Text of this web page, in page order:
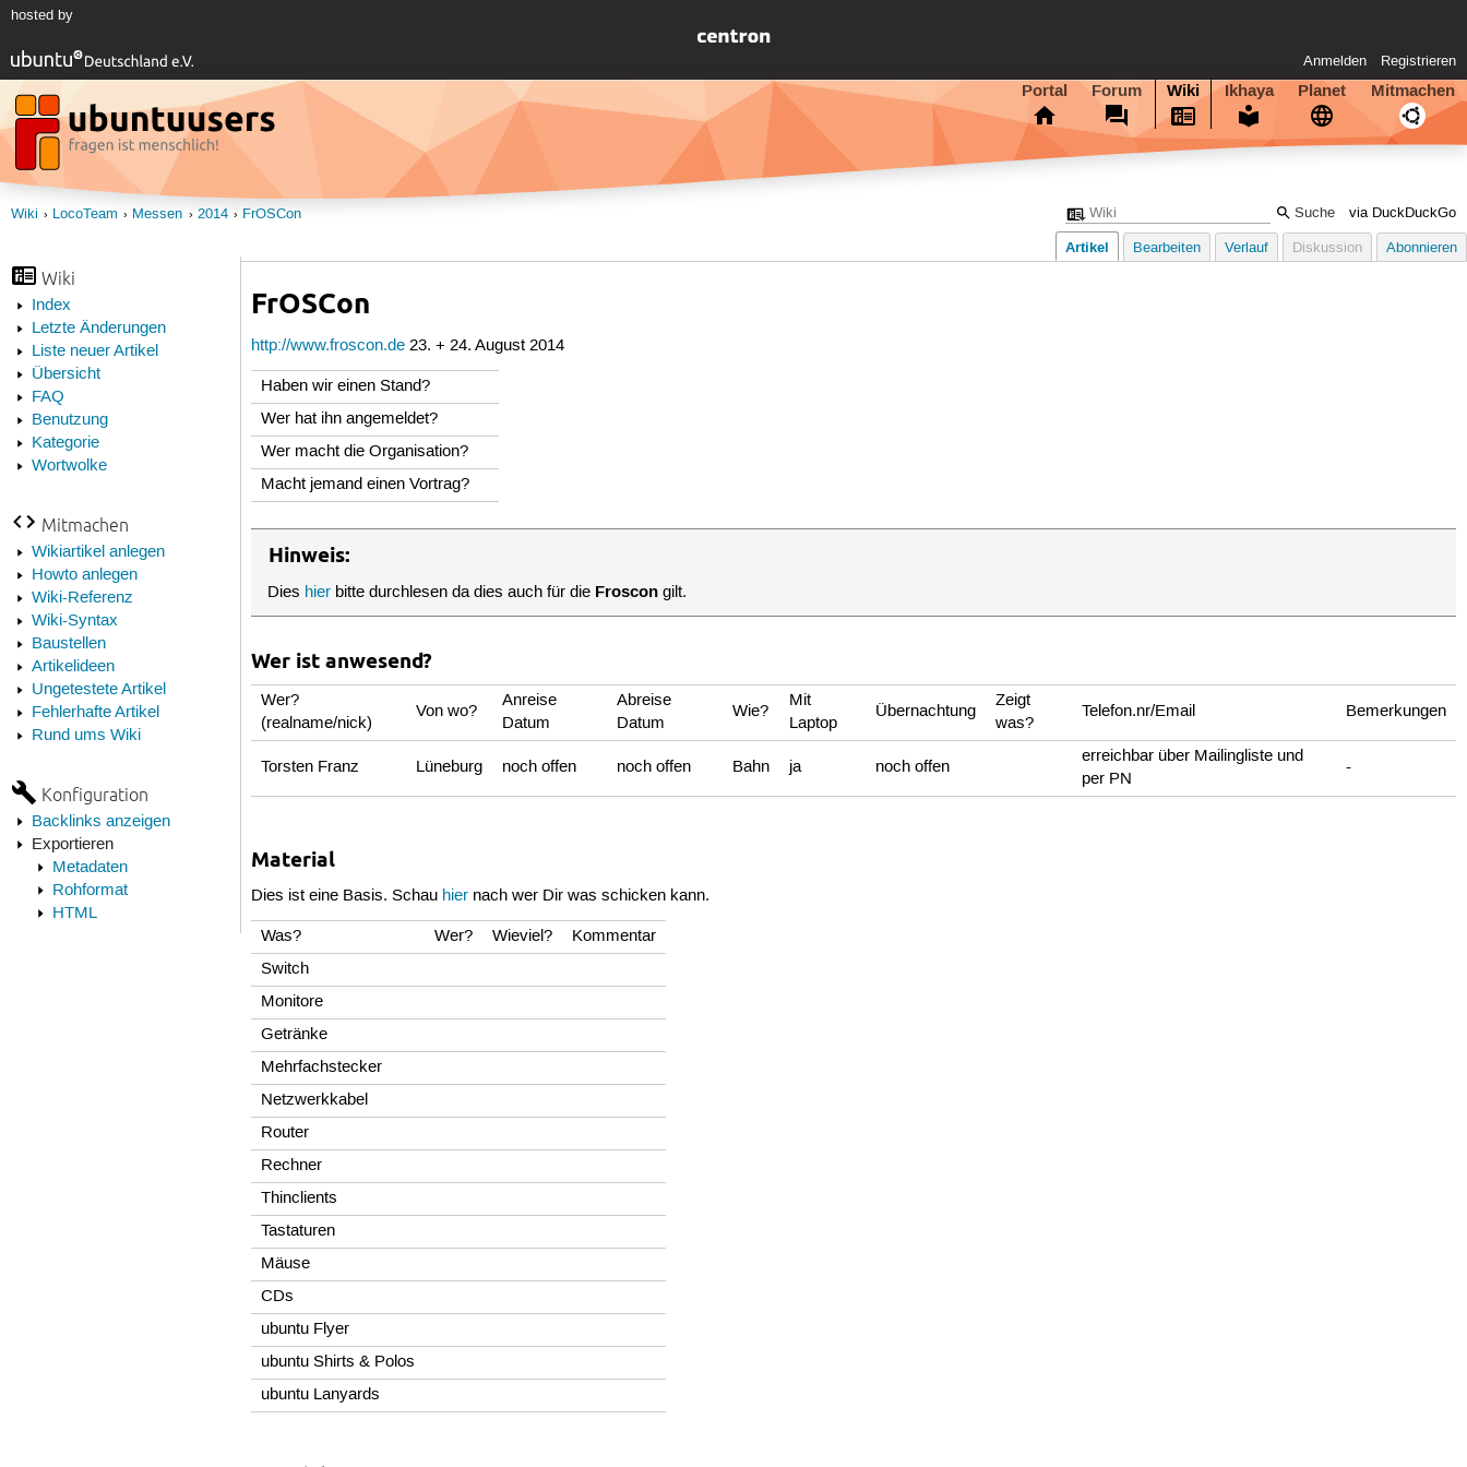
hosted by
Anmelden Registrieren
Portal Forum Wiki Ikhaya Planet Mitmachen
via DuckDuckGo
Wiki LocoTeam Messen 2014 FrOSCon
Wiki
Index
Letzte Änderungen
Liste neuer Artikel
Übersicht
FAQ
Benutzung
Kategorie
Wortwolke
Mitmachen
Wikiartikel anlegen
Howto anlegen
Wiki-Referenz
Wiki-Syntax
Baustellen
Artikelideen
Ungetestete Artikel
Fehlerhafte Artikel
Rund ums Wiki
Konfiguration
Backlinks anzeigen
Exportieren
Metadaten
Rohformat
HTML
Artikel Bearbeiten Verlauf Diskussion Abonnieren
FrOSCon
http://www.froscon.de 23. + 24. August 2014
Haben wir einen Stand?
Wer hat ihn angemeldet?
Wer macht die Organisation?
Macht jemand einen Vortrag?
Hinweis:
Dies hier bitte durchlesen da dies auch für die Froscon gilt.
Wer ist anwesend?
Wer?
(realname/nick)
Von wo?
Anreise
Datum
Abreise
Datum
Wie?
Mit
Laptop
Übernachtung
Zeigt
was?
Telefon.nr/Email Bemerkungen
Torsten Franz Lüneburg noch offen noch offen Bahn ja noch offen
erreichbar über Mailingliste und
per PN
-
Material
Dies ist eine Basis. Schau hier nach wer Dir was schicken kann.
Was? Wer? Wieviel?
Kommentar
Switch
Monitore
Getränke
Mehrfachstecker
Netzwerkkabel
Router
Rechner
Thinclients
Tastaturen
Mäuse
CDs
ubuntu Flyer
ubuntu Shirts & Polos
ubuntu Lanyards